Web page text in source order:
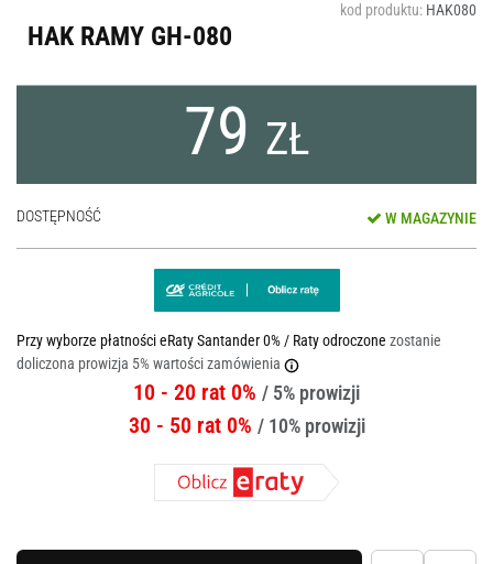
kod produktu: HAK080
HAK RAMY GH-080
79 ZŁ
DOSTĘPNOŚĆ W MAGAZYNIE
Przy wyborze płatności eRaty Santander 0% / Raty odroczone zostanie
doliczona prowizja 5% wartości zamówienia
10 - 20 rat 0% / 5% prowizji
30 - 50 rat 0% / 10% prowizji